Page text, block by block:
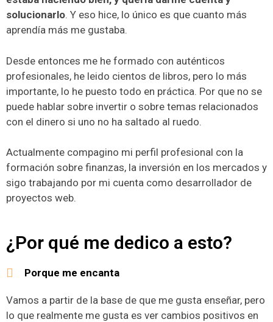
solucionarlo. Y eso hice, lo único es que cuanto más
aprendía más me gustaba.
Desde entonces me he formado con auténticos
profesionales, he leido cientos de libros, pero lo más
importante, lo he puesto todo en práctica. Por que no se
puede hablar sobre invertir o sobre temas relacionados
con el dinero si uno no ha saltado al ruedo.
Actualmente compagino mi perfil profesional con la
formación sobre finanzas, la inversión en los mercados y
sigo trabajando por mi cuenta como desarrollador de
proyectos web.
¿Por qué me dedico a esto?
Porque me encanta
Vamos a partir de la base de que me gusta enseñar, pero
lo que realmente me gusta es ver cambios positivos en